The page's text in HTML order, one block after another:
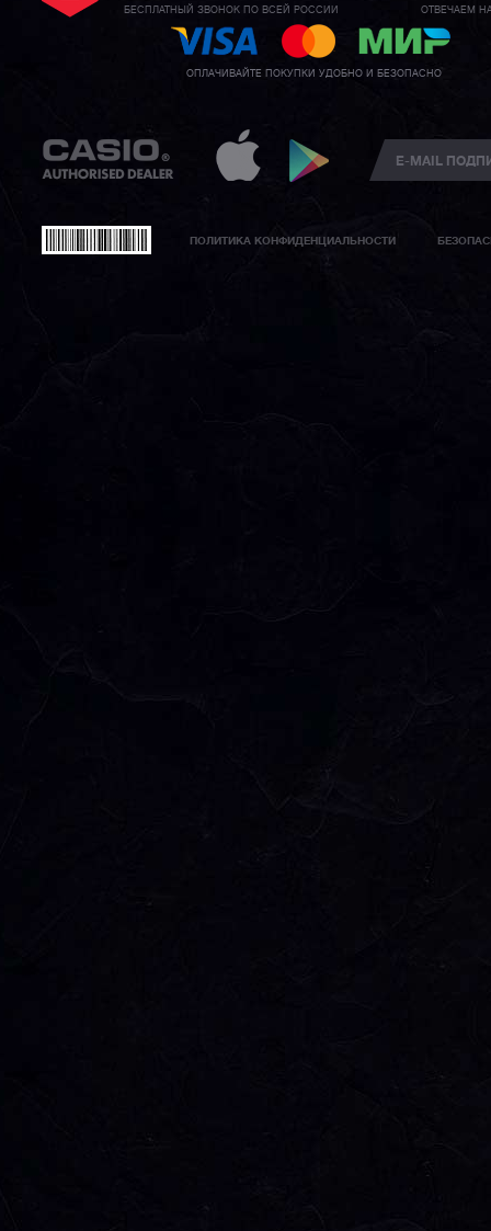
БЕСПЛАТНЫЙ ЗВОНОК ПО ВСЕЙ РОССИИ ОТВЕЧАЕМ
ОПЛАЧИВАЙТЕ ПОКУПКИ УДОБНО И БЕЗОПАСНО
ПОЛИТИКА КОНФИДЕНЦИАЛЬНОСТИ